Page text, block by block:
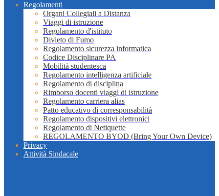
Regolamenti
Organi Collegiali a Distanza
Viaggi di istruzione
Regolamento d'istituto
Divieto di Fumo
Regolamento sicurezza informatica
Codice Disciplinare PA
Mobilità studentesca
Regolamento intelligenza artificiale
Regolamento di disciplina
Rimborso docenti viaggi di istruzione
Regolamento carriera alias
Patto educativo di corresponsabilità
Regolamento dispositivi elettronici
Regolamento di Netiquette
REGOLAMENTO BYOD (Bring Your Own Device)
Privacy
Attività Sindacale